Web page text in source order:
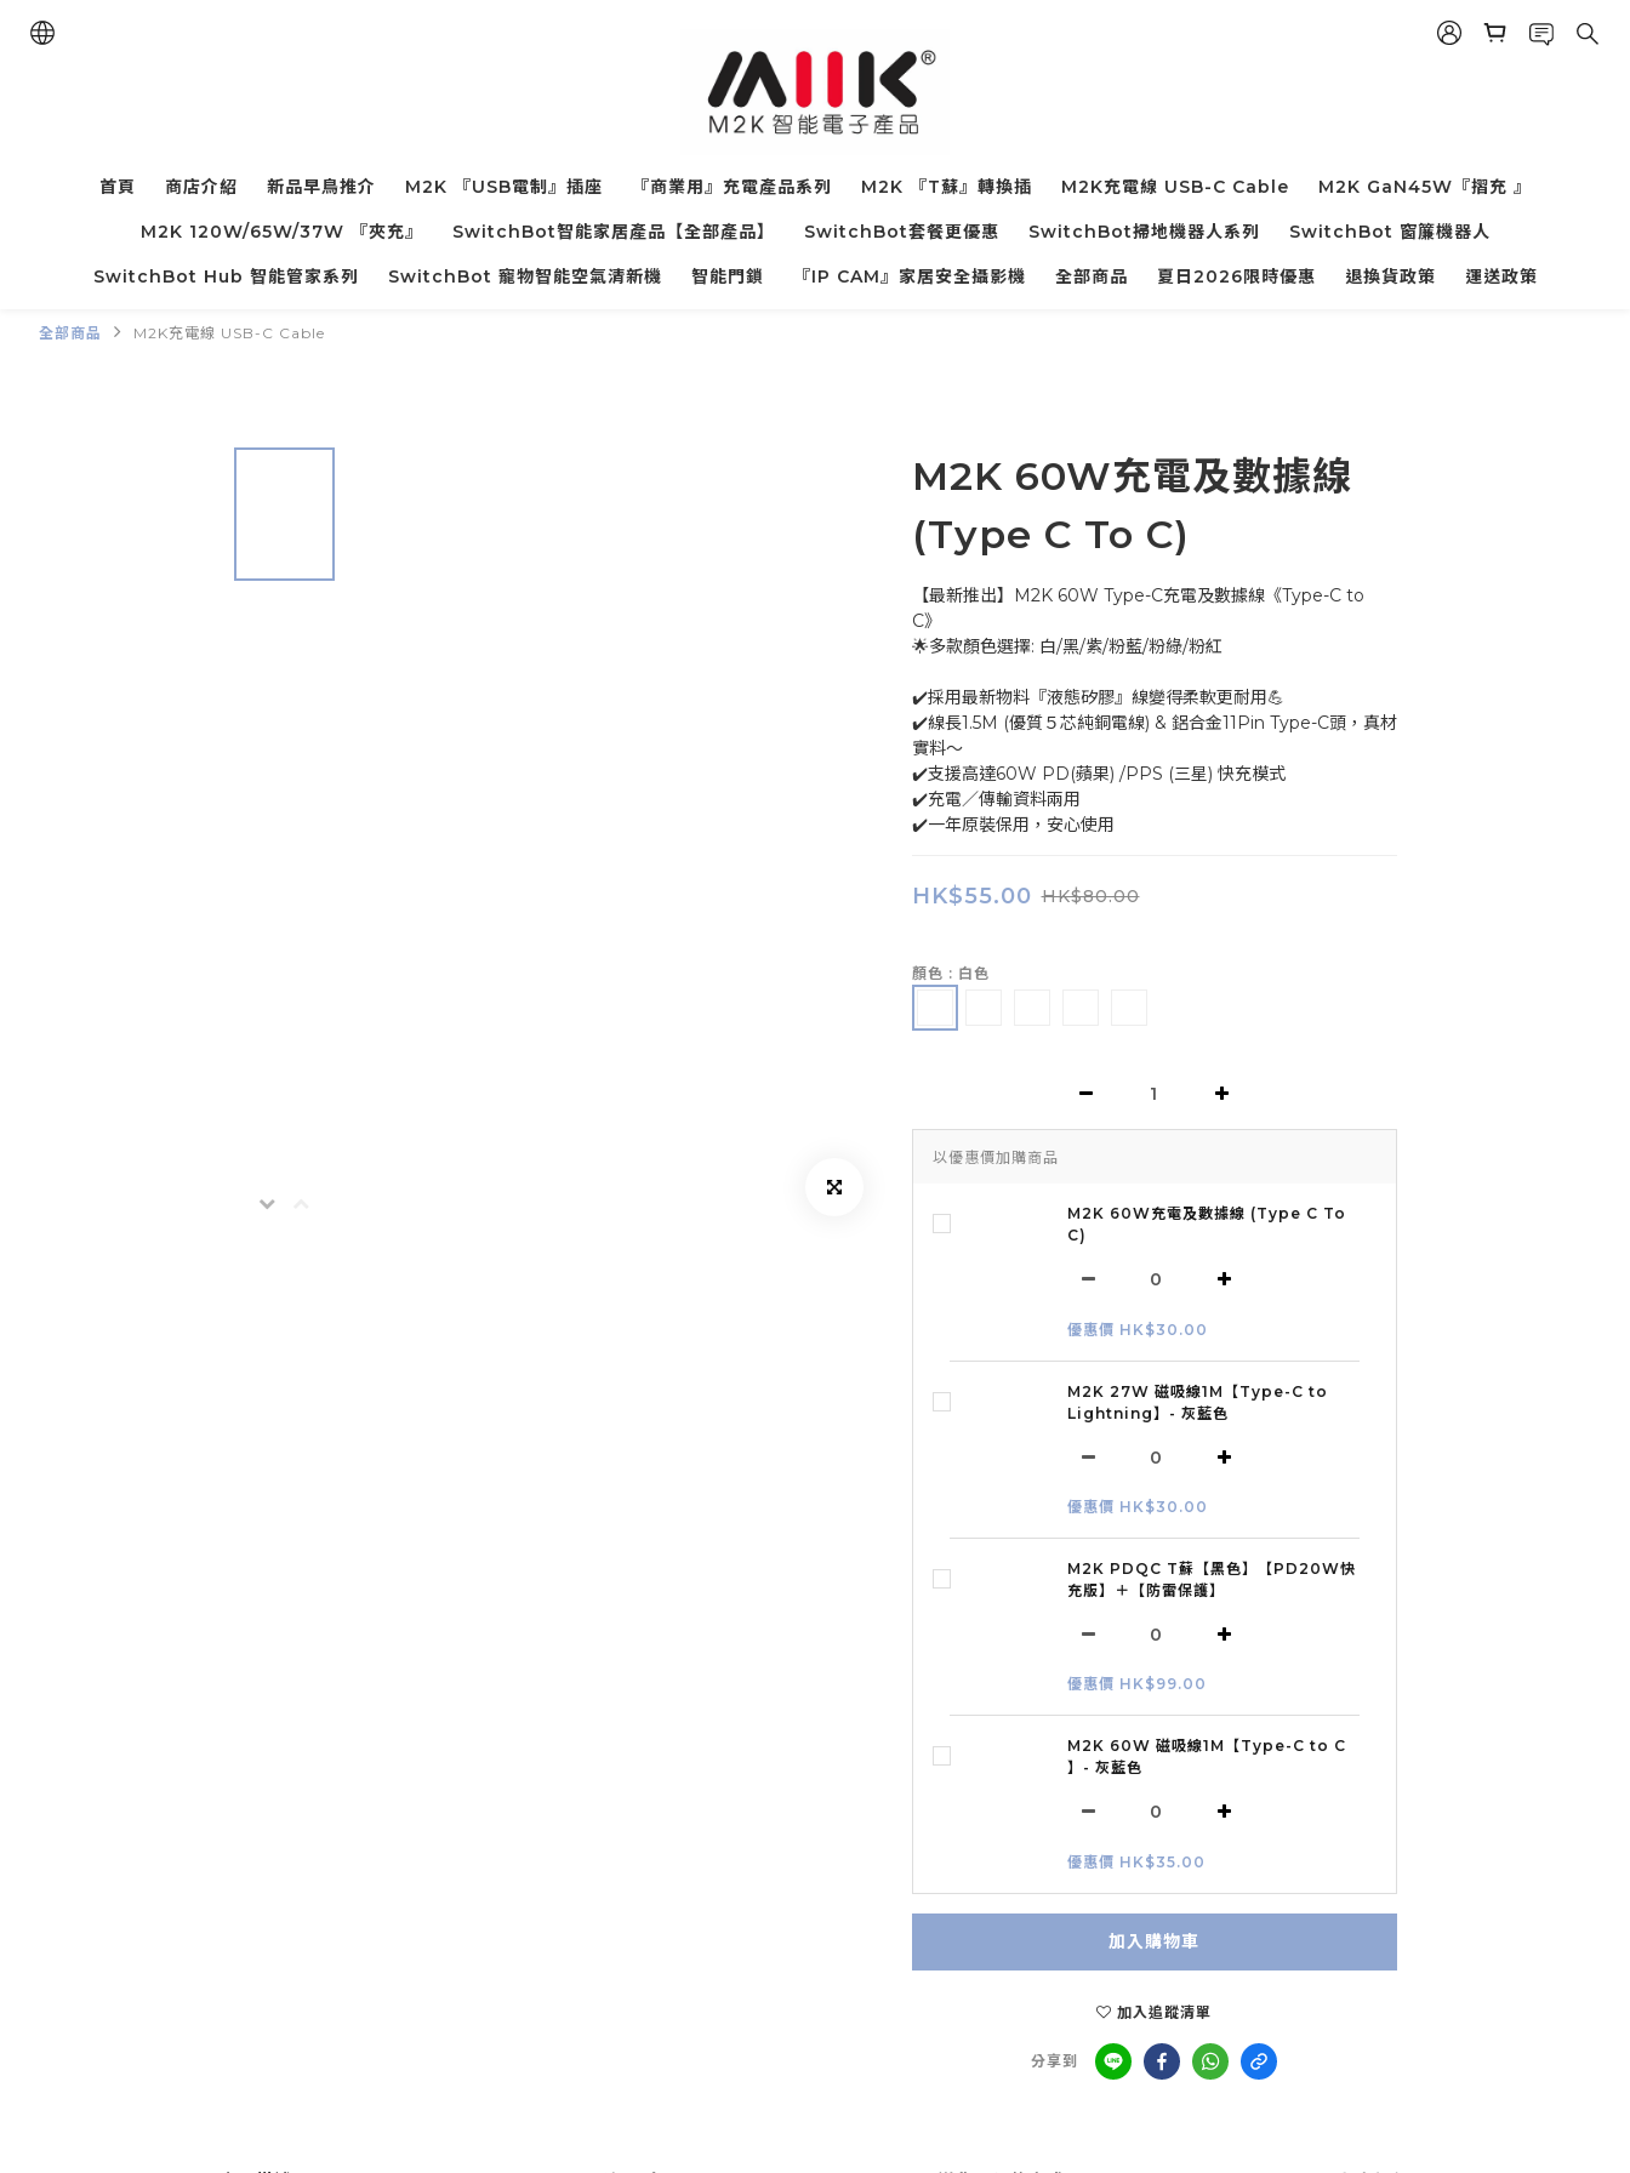
首頁 商店介紹 新品早鳥推介 M2K 『USB電制』插座 『商業用』充電產品系列 M2K 『T蘇』轉換插 M2K充電線 USB-C Cable M2K GaN45W『摺充 』
M2K 120W/65W/37W 『夾充』 SwitchBot智能家居產品【全部產品】 SwitchBot套餐更優惠 SwitchBot掃地機器人系列 SwitchBot 窗簾機器人
SwitchBot Hub 智能管家系列 SwitchBot 寵物智能空氣清新機 智能門鎖 『IP CAM』家居安全攝影機 全部商品 夏日2026限時優惠 退換貨政策 運送政策
全部商品 M2K充電線 USB-C Cable
M2K 60W充電及數據線
(Type C To C)
【最新推出】M2K 60W Type-C充電及數據線《Type-C to
C》
🌟多款顏色選擇: 白/黑/紫/粉藍/粉綠/粉紅
✔️採用最新物料『液態矽膠』線變得柔軟更耐用💪
✔️線長1.5M (優質５芯純銅電線) & 鋁合金11Pin Type-C頭，真材
實料～
✔️支援高達60W PD(蘋果) /PPS (三星) 快充模式
✔️充電／傳輸資料兩用
✔️一年原裝保用，安心使用
HK$55.00 HK$80.00
顏色 : 白色
以優惠價加購商品
M2K 60W充電及數據線 (Type C To
C)
優惠價 HK$30.00
M2K 27W 磁吸線1M【Type-C to
Lightning】- 灰藍色
優惠價 HK$30.00
M2K PDQC T蘇【黑色】【PD20W快
充版】＋【防雷保護】
優惠價 HK$99.00
M2K 60W 磁吸線1M【Type-C to C
】- 灰藍色
優惠價 HK$35.00
加入購物車
加入追蹤清單
分享到